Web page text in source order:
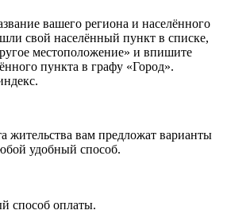
вашего региона и населённого
свой населённый пункт в списке,
местоположение» и впишите
пункта в графу «Город».
жительства вам предложат варианты
удобный способ.
способ оплаты.